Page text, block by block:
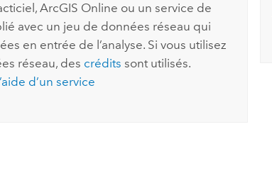
ArcGIS Online ou un service de
avec un jeu de données réseau qui
en entrée de l’analyse. Si vous utilisez
réseau, des crédits sont utilisés.
d’un service